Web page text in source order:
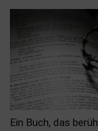
Ein Buch, das